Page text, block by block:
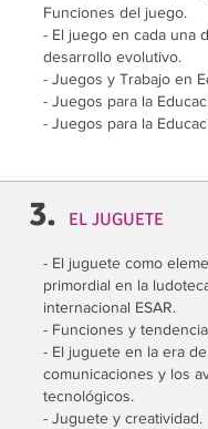
Funciones del juego.
- El juego en cada una
desarrollo evolutivo.
- Juegos y Trabajo en
- Juegos para la
- Juegos para la
EL JUGUETE
3.
- El juguete como
primordial en la
internacional ESAR.
- Funciones y
- El juguete en la era
comunicaciones y los
tecnológicos.
- Juguete y creatividad.